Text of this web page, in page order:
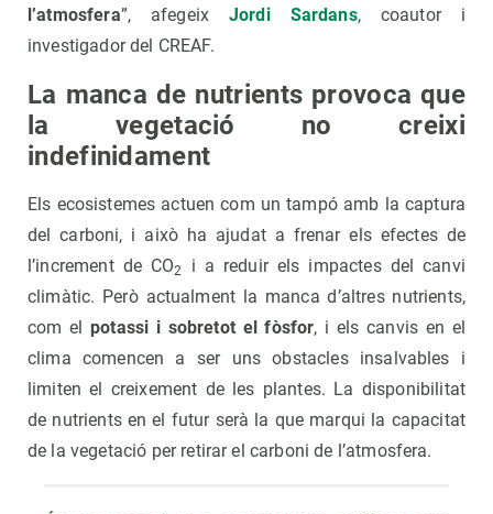
l’atmosfera”, afegeix Jordi Sardans, coautor i
investigador del CREAF.
La manca de nutrients provoca que
la vegetació no creixi
indefinidament
Els ecosistemes actuen com un tampó amb la captura
del carboni, i això ha ajudat a frenar els efectes de
l’increment de CO2
i a reduir els impactes del canvi
climàtic. Però actualment la manca d’altres nutrients,
com elpotassi i sobretot el fòsfor, i els canvis en el
clima comencen a ser uns obstacles insalvables i
limiten el creixement de les plantes. La disponibilitat
de nutrients en el futur serà la que marqui la capacitat
de la vegetació per retirar el carboni de l’atmosfera.